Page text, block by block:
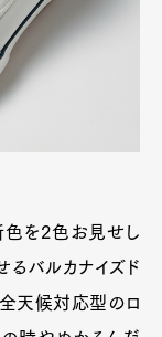
色を2色お見せし
るバルカナイズド
全天候対応型のロ